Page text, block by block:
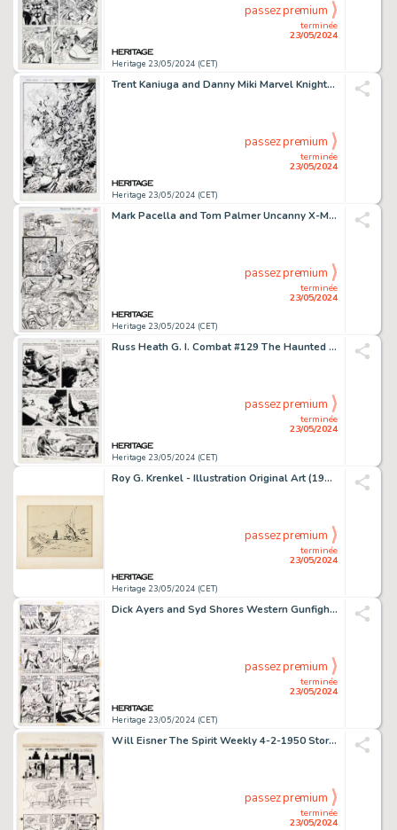
Heritage 23/05/2024 (CET)
terminée
23/05/2024
passez premium
Trent Kaniuga and Danny Miki Marvel Knights #12 Cover Original Art (Marvel, 2001).
Heritage 23/05/2024 (CET)
terminée
23/05/2024
passez premium
Mark Pacella and Tom Palmer Uncanny X-Men [Pro-Action] #2 Story Page 2 Original Art (Marvel, 1994).
Heritage 23/05/2024 (CET)
terminée
23/05/2024
passez premium
Russ Heath G. I. Combat #129 The Haunted Tank Story Page 12 Original Art (DC, 1968).
Heritage 23/05/2024 (CET)
terminée
23/05/2024
passez premium
Roy G. Krenkel - Illustration Original Art (1962).
Heritage 23/05/2024 (CET)
terminée
23/05/2024
passez premium
Dick Ayers and Syd Shores Western Gunfighters #6 Story Page Original Art Group of 5 (Marvel, 1971). (Total: 5 Original Art)
Heritage 23/05/2024 (CET)
terminée
23/05/2024
passez premium
Will Eisner The Spirit Weekly 4-2-1950 Story Page 4 Original Art (Register and Tribune Syndicate, 1950).
terminée
23/05/2024
passez premium